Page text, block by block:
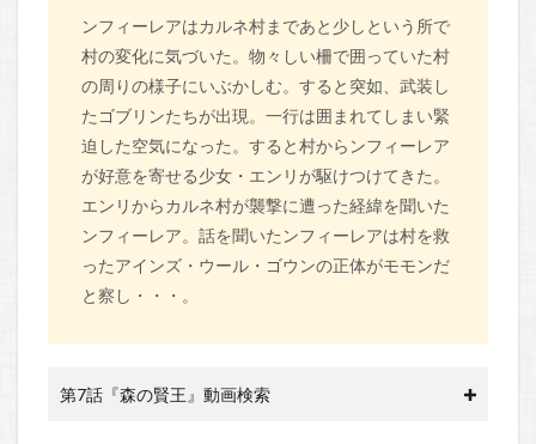
ンフィーレアはカルネ村まであと少しという所で
村の変化に気づいた。物々しい柵で囲っていた村
の周りの様子にいぶかしむ。すると突如、武装し
たゴブリンたちが出現。一行は囲まれてしまい緊
迫した空気になった。すると村からンフィーレア
が好意を寄せる少女・エンリが駆けつけてきた。
エンリからカルネ村が襲撃に遭った経緯を聞いた
ンフィーレア。話を聞いたンフィーレアは村を救
ったアインズ・ウール・ゴウンの正体がモモンだ
と察し・・・。
第7話『森の賢王』動画検索